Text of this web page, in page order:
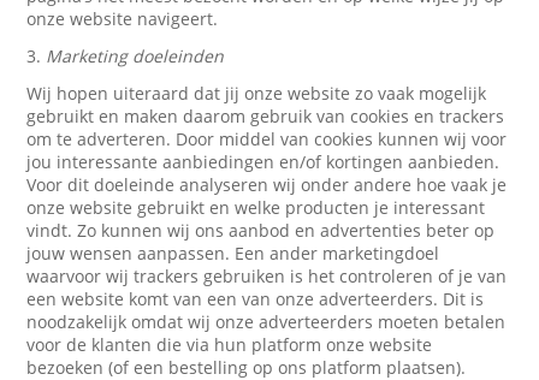
onze website navigeert.
3. Marketing doeleinden
Wij hopen uiteraard dat jij onze website zo vaak mogelijk
gebruikt en maken daarom gebruik van cookies en trackers
om te adverteren. Door middel van cookies kunnen wij voor
jou interessante aanbiedingen en/of kortingen aanbieden.
Voor dit doeleinde analyseren wij onder andere hoe vaak je
onze website gebruikt en welke producten je interessant
vindt. Zo kunnen wij ons aanbod en advertenties beter op
jouw wensen aanpassen. Een ander marketingdoel
waarvoor wij trackers gebruiken is het controleren of je van
een website komt van een van onze adverteerders. Dit is
noodzakelijk omdat wij onze adverteerders moeten betalen
voor de klanten die via hun platform onze website
bezoeken (of een bestelling op ons platform plaatsen).